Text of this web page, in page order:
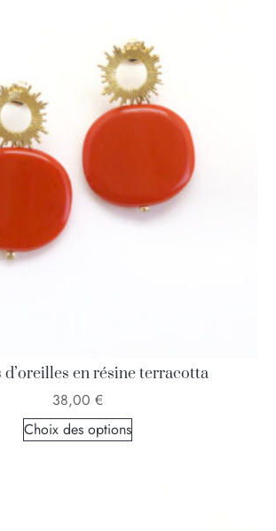
d’oreilles en résine terracotta
38,00 €
Choix des options